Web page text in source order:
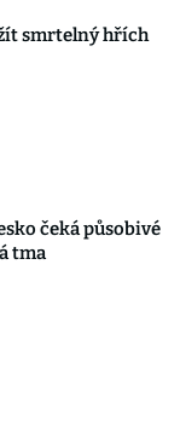
smrtelný hřích
čeká působivé
tma